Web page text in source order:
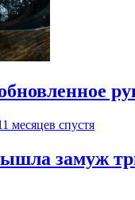
месяцев спустя
замуж